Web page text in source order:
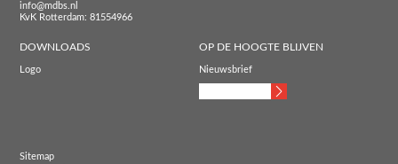
info@mdbs.nl
KvK Rotterdam: 81554966
DOWNLOADS
Logo
OP DE HOOGTE BLIJVEN
Nieuwsbrief
Sitemap